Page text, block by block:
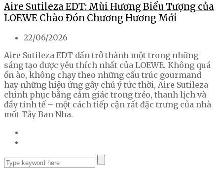
Aire Sutileza EDT: Mùi Hương Biểu Tượng của
LOEWE Chào Đón Chương Hương Mới
22/06/2026
Aire Sutileza EDT dần trở thành một trong những
sáng tạo được yêu thích nhất của LOEWE. Không quá
ồn ào, không chạy theo những cấu trúc gourmand
hay những hiệu ứng gây chú ý tức thời, Aire Sutileza
chinh phục bằng cảm giác trong trẻo, thanh lịch và
đầy tinh tế – một cách tiếp cận rất đặc trưng của nhà
mốt Tây Ban Nha.